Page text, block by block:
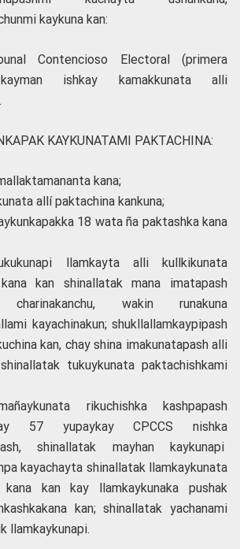
kaykuna kan:
Contencioso Electoral (primera
ishkay kamakkunata alli
KAYKUNATAMI PAKTACHINA:
kana;
allí paktachina kankuna;
18 wata ña paktashka kana
llamkayta alli kullkikunata
kan shinallatak mana imatapash
charinakanchu, wakin runakuna
kayachinakun; shukllallamkaypipash
kan, chay shina imakunatapash alli
tukuykunata paktachishkami
rikuchishka kashpapash
57 yupaykay CPCCS nishka
shinallatak mayhan kaykunapi
kayachayta shinallatak llamkaykunata
kana kan kay llamkaykunaka pushak
kan; shinallatak yachanami
llamkaykunapi.